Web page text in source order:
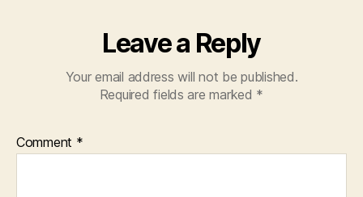
Leave a Reply
Your email address will not be published.
Required fields are marked *
Comment *